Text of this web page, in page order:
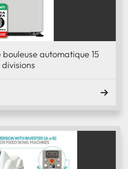
automatique 15
divisions